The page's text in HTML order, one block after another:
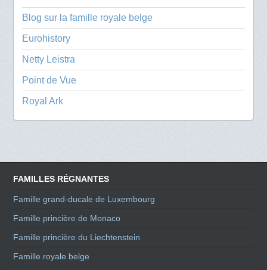
Blog sur la famille royale belge
Eurohistory
Netty Leistra
Point de Vue
Royal Ark
FAMILLES RÉGNANTES
Famille grand-ducale de Luxembourg
Famille princière de Monaco
Famille princière du Liechtenstein
Famille royale belge